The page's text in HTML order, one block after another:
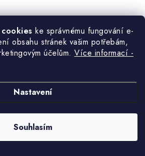
cookies ke správnému fungování e-
obsahu stránek vašim potřebám,
účelům. Více informací -
Nastavení
Souhlasím